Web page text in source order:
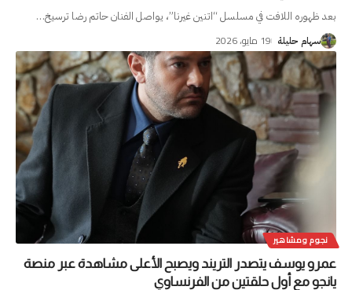
بعد ظهوره اللافت في مسلسل “اتنين غيرنا”، يواصل الفنان حاتم رضا ترسيخ…
سهام حليلة 19 مايو، 2026
نجوم ومشاهير
عمرو يوسف يتصدر التريند ويصبح الأعلى مشاهدة عبر منصة
يانجو مع أول حلقتين من الفرنساوي